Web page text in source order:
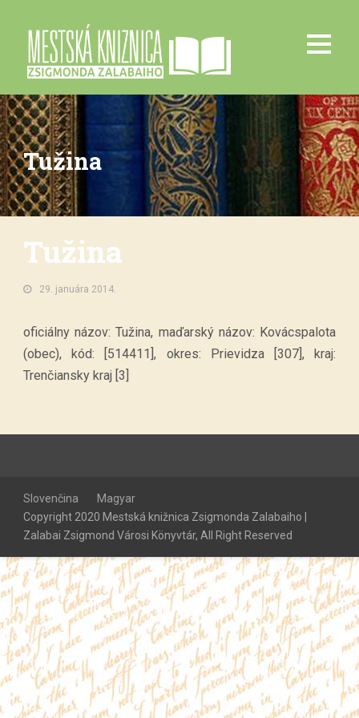
Tužina
Tužina
29. januára 2014.
oficiálny názov: Tužina, maďarský názov: Kovácspalota
(obec), kód: [514411], okres: Prievidza [307], kraj:
Trenčiansky kraj [3]
Slovenčina
Magyar
Copyright 2020 Mestská knižnica Zsigmonda Zalabaiho |
Zalabai Zsigmond Városi Könyvtár, All Right Reserved